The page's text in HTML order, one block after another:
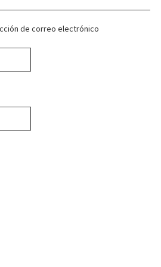
de correo electrónico